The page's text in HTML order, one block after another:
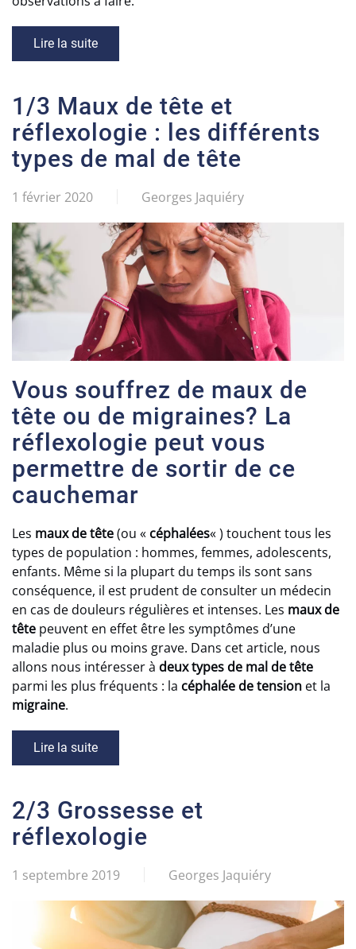
Lire la suite
1/3 Maux de tête et
réflexologie : les différents
types de mal de tête
1 février 2020 Georges Jaquiéry
Vous souffrez de maux de
tête ou de migraines? La
réflexologie peut vous
permettre de sortir de ce
cauchemar
Les maux de tête(ou « céphalées« ) touchent tous les
types de population : hommes, femmes, adolescents,
enfants. Même si la plupart du temps ils sont sans
conséquence, il est prudent de consulter un médecin
en cas de douleurs régulières et intenses. Les maux de
tête peuvent en effet être les symptômes d’une
maladie plus ou moins grave. Dans cet article, nous
allons nous intéresser à deux types de mal de tête
parmi les plus fréquents : la céphalée de tension et la
migraine.
Lire la suite
2/3 Grossesse et
réflexologie
1 septembre 2019 Georges Jaquiéry